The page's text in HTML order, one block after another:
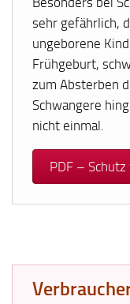
sehr gefährlich,
ungeborene
Frühgeburt,
zum Absterben
Schwangere
nicht einmal.
PDF –